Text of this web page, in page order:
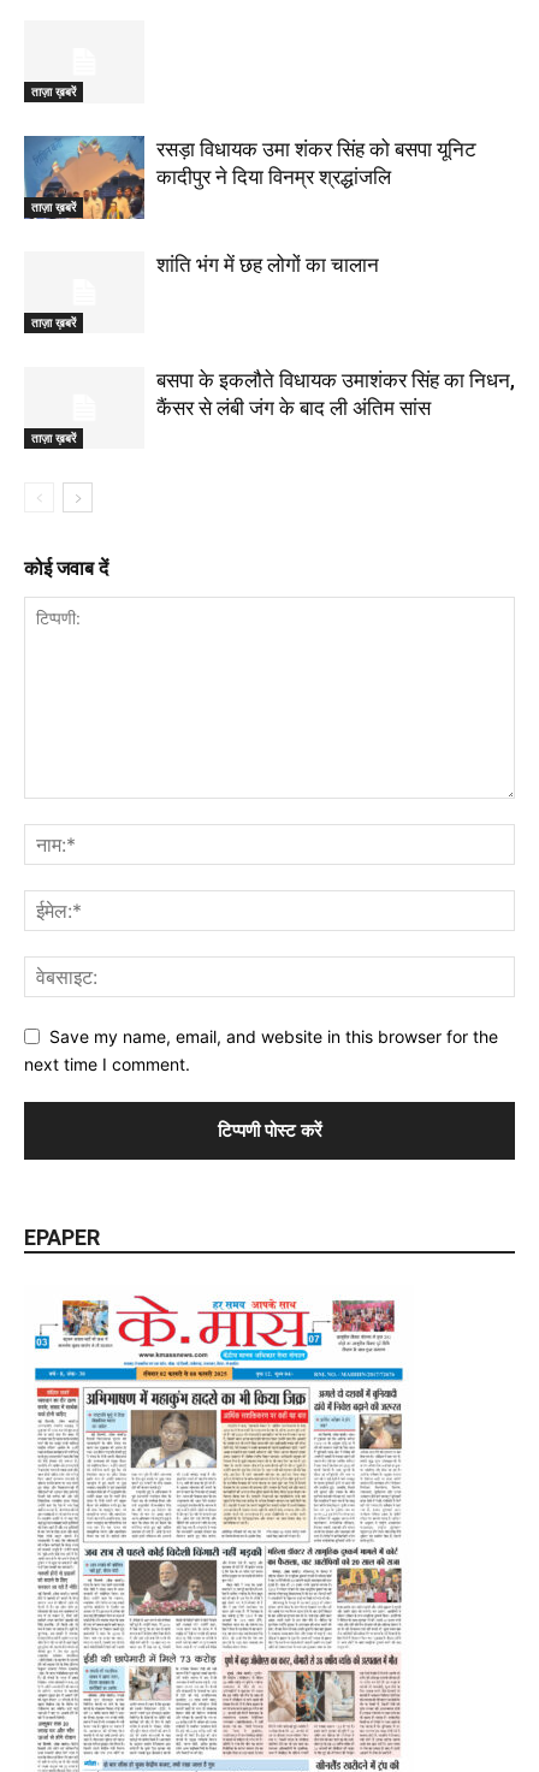
ताज़ा ख़बरें
ताज़ा ख़बरें
रसड़ा विधायक उमा शंकर सिंह को बसपा यूनिट
कादीपुर ने दिया विनम्र श्रद्धांजलि
ताज़ा ख़बरें
शांति भंग में छह लोगों का चालान
ताज़ा ख़बरें
बसपा के इकलौते विधायक उमाशंकर सिंह का निधन,
कैंसर से लंबी जंग के बाद ली अंतिम सांस
कोई जवाब दें
Save my name, email, and website in this browser for the
next time I comment.
EPAPER